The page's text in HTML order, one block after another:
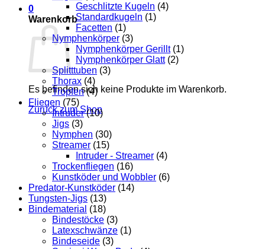
0
Warenkorb
Es befinden sich keine Produkte im Warenkorb.
Zurück zum Shop
Geschlitzte Kugeln (4)
Standardkugeln (1)
Facetten (1)
Nymphenkörper (3)
Nymphenkörper Gerillt (1)
Nymphenkörper Glatt (2)
Splitttuben (3)
Thorax (4)
Tropfen (4)
Fliegen (75)
Intruder (10)
Jigs (3)
Nymphen (30)
Streamer (15)
Intruder - Streamer (4)
Trockenfliegen (16)
Kunstköder und Wobbler (6)
Predator-Kunstköder (14)
Tungsten-Jigs (13)
Bindematerial (18)
Bindestöcke (3)
Latexschwänze (1)
Bindeseide (3)